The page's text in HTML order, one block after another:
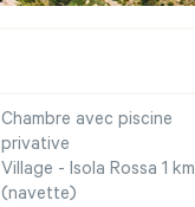
Chambre avec piscine
privative
Village - Isola Rossa 1 km
(navette)